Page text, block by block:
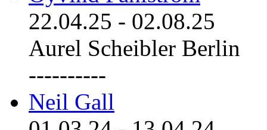
22.04.25 - 02.08.25
Aurel Scheibler Berlin
----------
Neil Gall